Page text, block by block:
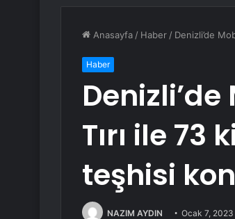
Anasayfa / Haber / Denizli’de
Haber
Tırı ile
teşhisi
NAZIM AYDIN Ocak 7, 2023